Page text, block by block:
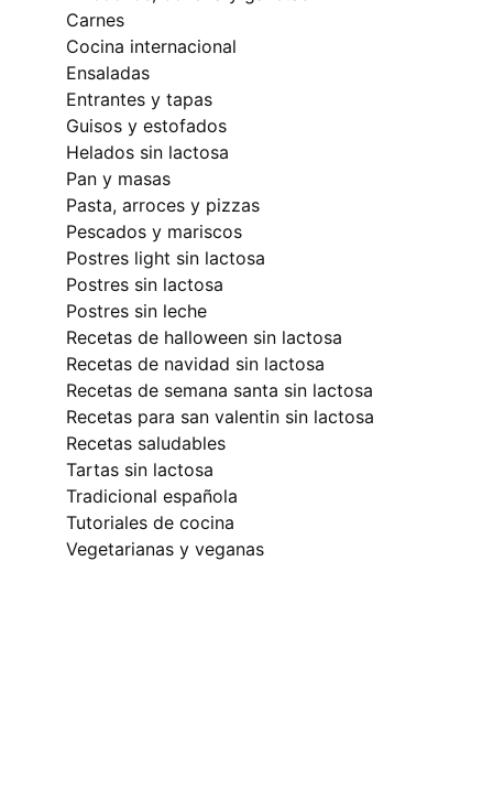
carnes
cocina internacional
ensaladas
entrantes y tapas
guisos y estofados
helados sin lactosa
pan y masas
pasta, arroces y pizzas
pescados y mariscos
postres light sin lactosa
postres sin lactosa
postres sin leche
recetas de halloween sin lactosa
recetas de navidad sin lactosa
recetas de semana santa sin lactosa
recetas para san valentin sin lactosa
recetas saludables
tartas sin lactosa
tradicional española
tutoriales de cocina
vegetarianas y veganas